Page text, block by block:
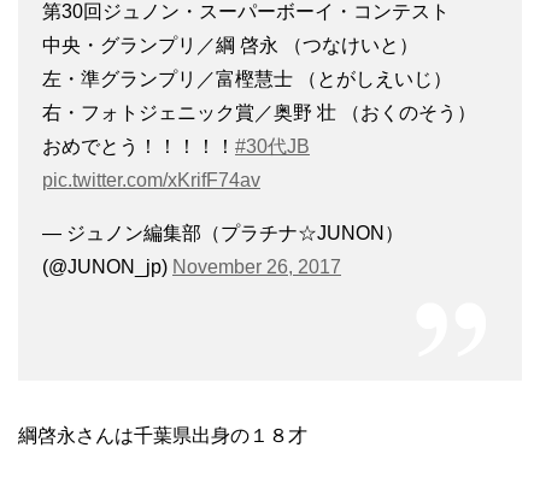
第30回ジュノン・スーパーボーイ・コンテスト
中央・グランプリ／綱 啓永 （つなけいと）
左・準グランプリ／富樫慧士 （とがしえいじ）
右・フォトジェニック賞／奥野 壮 （おくのそう）
おめでとう！！！！！ #30代JB
pic.twitter.com/xKrifF74av
— ジュノン編集部（プラチナ☆JUNON）
(@JUNON_jp) November 26, 2017
綱啓永さんは千葉県出身の１８才